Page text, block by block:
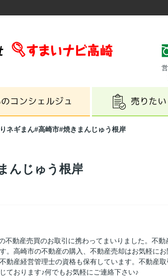
ネギまん#高崎市#焼きまんじゅう根岸
んじゅう根岸
不動産売買のお取引に携わってまいりました。不動
。高崎市の不動産の購入、不動産売却はお気軽にお
動産経営管理士の資格も保有しています。不動産
ております♪何でもお気軽にご連絡下さい♪